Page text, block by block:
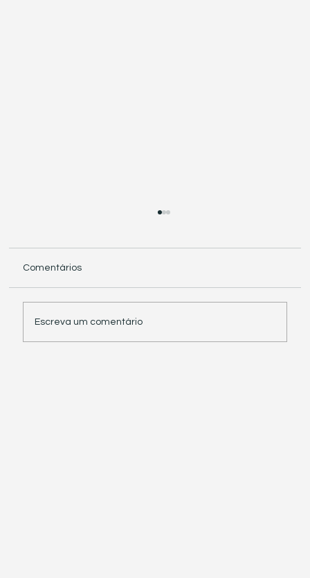
Comentários
Escreva um comentário